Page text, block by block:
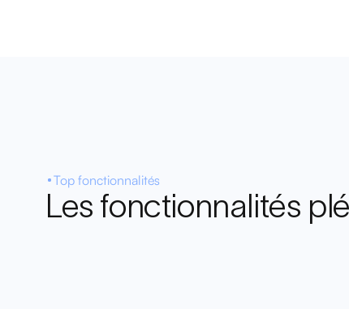
Top fonctionnalités
Les fonctionnalités